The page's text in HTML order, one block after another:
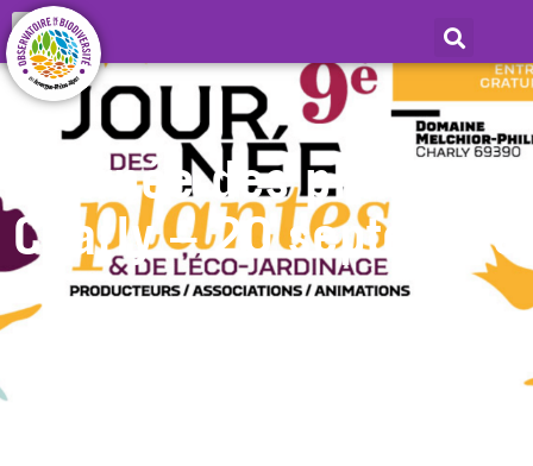
Journée des plantes –
Charly – 20 septembre